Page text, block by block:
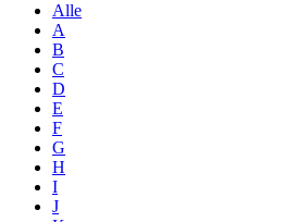
Alle
A
B
C
D
E
F
G
H
I
J